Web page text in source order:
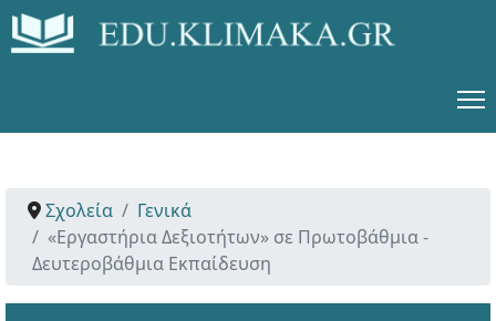
Σχολεία
Γενικά
«Εργαστήρια Δεξιοτήτων» σε Πρωτοβάθμια -
Δευτεροβάθμια Εκπαίδευση